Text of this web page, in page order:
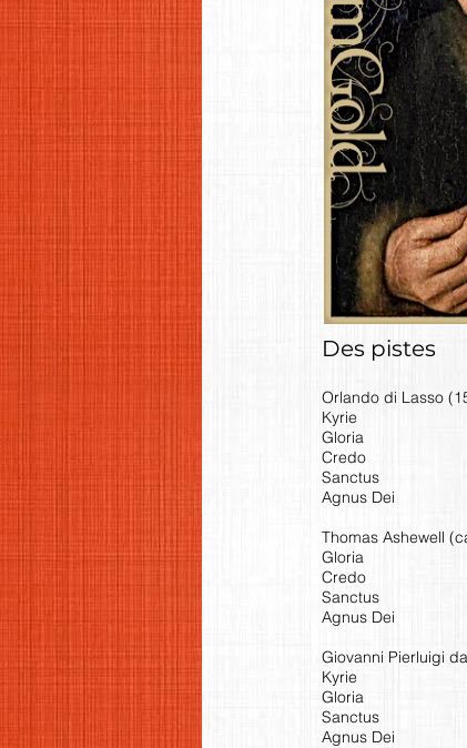
Des pistes
Orlando di Lasso
Kyrie
Gloria
Credo
Sanctus
Agnus Dei
Thomas Ashewell
Gloria
Credo
Sanctus
Agnus Dei
Giovanni Pierluigi
Kyrie
Gloria
Sanctus
Agnus Dei